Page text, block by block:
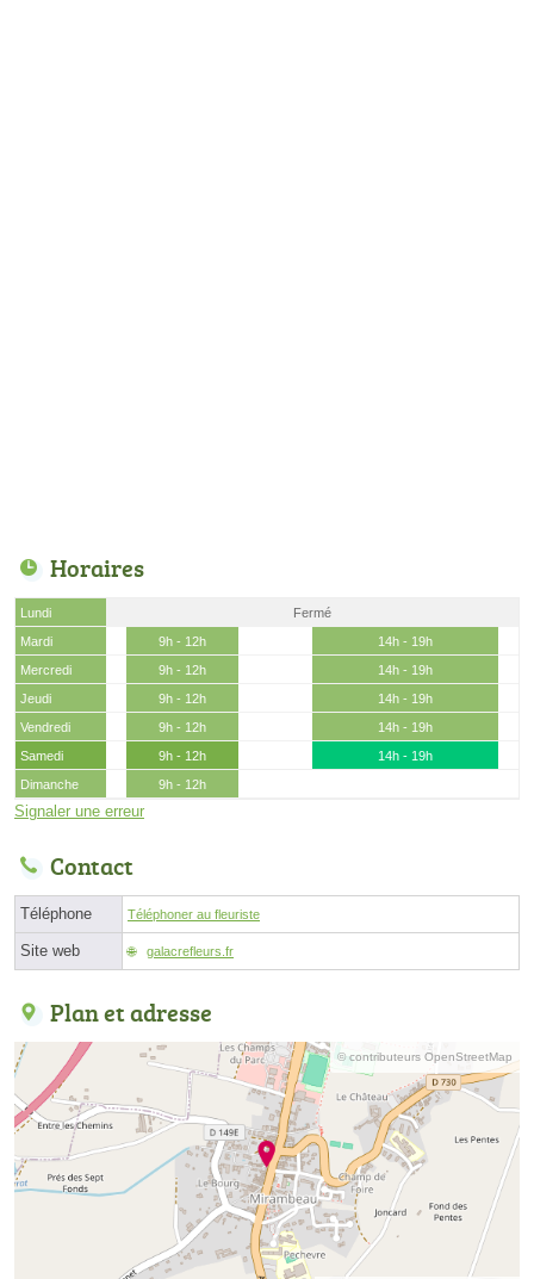
Horaires
Lundi
Fermé
Mardi
9h - 12h
14h - 19h
Mercredi
9h - 12h
14h - 19h
Jeudi
9h - 12h
14h - 19h
Vendredi
9h - 12h
14h - 19h
Samedi
9h - 12h
14h - 19h
Dimanche
9h - 12h
Signaler une erreur
Contact
Téléphone Téléphoner au fleuriste
Site web galacrefleurs.fr
Plan et adresse
© contributeurs OpenStreetMap